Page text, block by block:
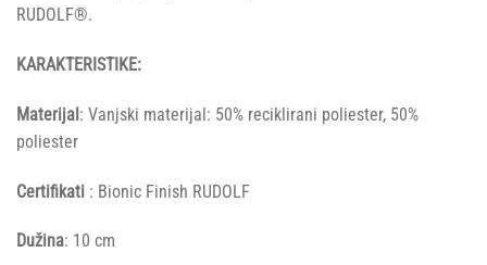
RUDOLF®.
KARAKTERISTIKE:
Materijal: Vanjski materijal: 50% reciklirani poliester, 50%
poliester
Certifikati : Bionic Finish RUDOLF
Dužina: 10 cm